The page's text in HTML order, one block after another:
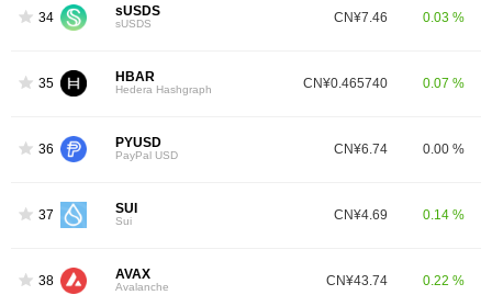
34 sUSDS
sUSDS CN¥7.46 0.03 %
35 HBAR
Hedera Hashgraph CN¥0.465740 0.07 %
36 PYUSD
PayPal USD CN¥6.74 0.00 %
37 SUI
Sui CN¥4.69 0.14 %
38 AVAX
Avalanche CN¥43.74 0.22 %